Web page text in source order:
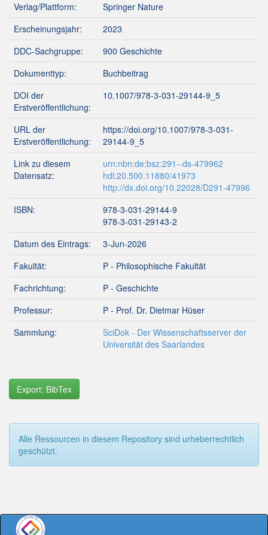
Verlag/Plattform:
Springer Nature
Erscheinungsjahr:
2023
DDC-Sachgruppe:
900 Geschichte
Dokumenttyp:
Buchbeitrag
DOI der
Erstveröffentlichung:
10.1007/978-3-031-29144-9_5
URL der
Erstveröffentlichung:
https://doi.org/10.1007/978-3-031-
29144-9_5
Link zu diesem
Datensatz:
urn:nbn:de:bsz:291--ds-479962
hdl:20.500.11880/41973
http://dx.doi.org/10.22028/D291-47996
ISBN:
978-3-031-29144-9
978-3-031-29143-2
Datum des Eintrags:
3-Jun-2026
Fakultät:
P - Philosophische Fakultät
Fachrichtung:
P - Geschichte
Professur:
P - Prof. Dr. Dietmar Hüser
Sammlung:
SciDok - Der Wissenschaftsserver der
Universität des Saarlandes
Export: BibTex
Alle Ressourcen in diesem Repository sind urheberrechtlich
geschützt.